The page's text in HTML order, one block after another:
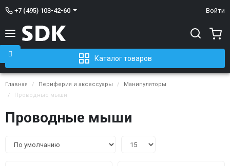
+7 (495) 103-42-60 Войти
Каталог товаров
Главная Периферия и аксессуары
Манипуляторы
Проводные мыши
Проводные мыши